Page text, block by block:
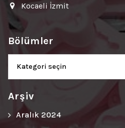
Kocaeli İzmit
Bölümler
Bölümler
Arşiv
Aralık 2024